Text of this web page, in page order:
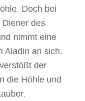
Doch bei
des
nimmt eine
Aladin an sich.
der
die Höhle und